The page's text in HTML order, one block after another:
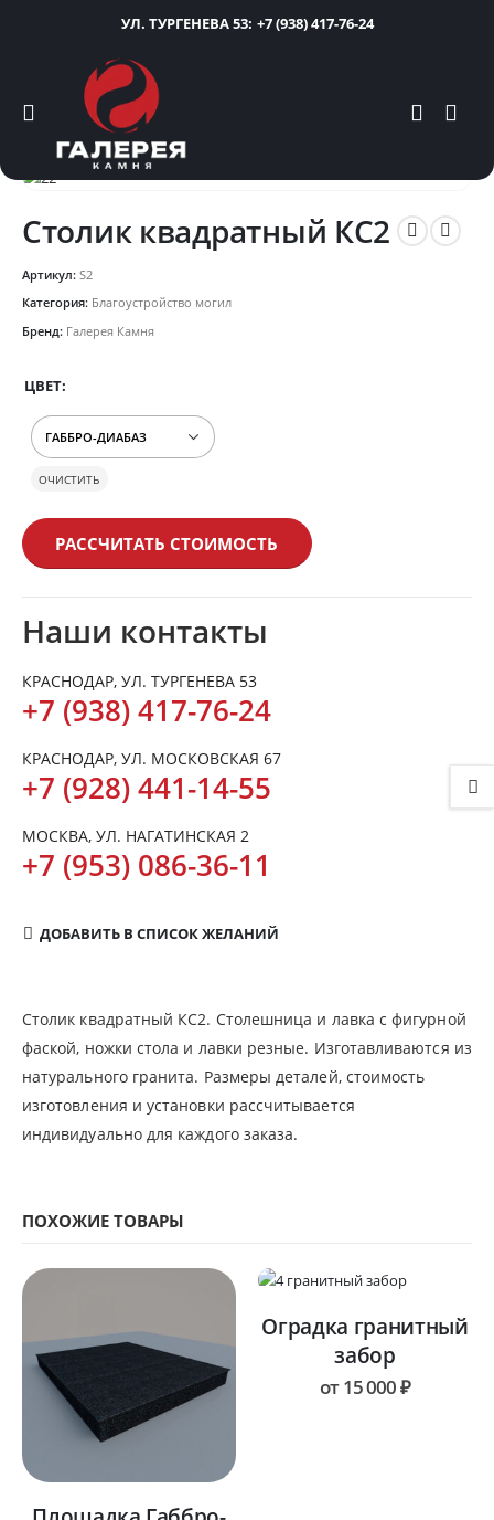
УЛ. ТУРГЕНЕВА 53: +7 (938) 417-76-24
Столик квадратный КС2
Артикул: S2
Категория: Благоустройство могил
Бренд: Галерея Камня
ЦВЕТ
ОЧИСТИТЬ
РАССЧИТАТЬ СТОИМОСТЬ
Наши контакты
КРАСНОДАР, УЛ. ТУРГЕНЕВА 53
+7 (938) 417-76-24
КРАСНОДАР, УЛ. МОСКОВСКАЯ 67
+7 (928) 441-14-55
МОСКВА, УЛ. НАГАТИНСКАЯ 2
+7 (953) 086-36-11
ДОБАВИТЬ В СПИСОК ЖЕЛАНИЙ
Столик квадратный КС2. Столешница и лавка с фигурной
фаской, ножки стола и лавки резные. Изготавливаются из
натурального гранита. Размеры деталей, стоимость
изготовления и установки рассчитывается
индивидуально для каждого заказа.
ПОХОЖИЕ ТОВАРЫ
Оградка гранитный
забор
от15 000₽